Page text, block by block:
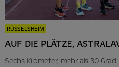
RÜSSELSHEIM
AUF DIE PLÄTZE,
Sechs Kilometer, mehr als 30